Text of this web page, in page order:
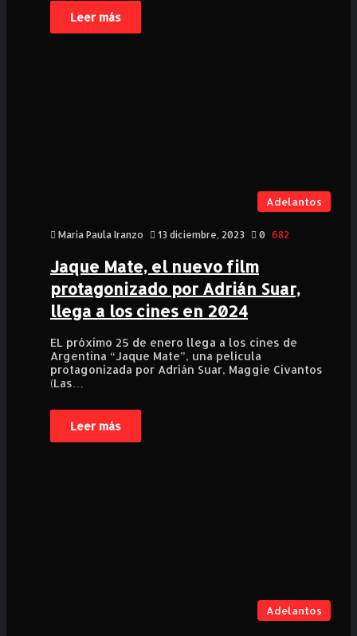
Leer más
Adelantos
Maria Paula Iranzo 13 diciembre, 2023 0 682
Jaque Mate, el nuevo film
protagonizado por Adrián Suar,
llega a los cines en 2024
EL próximo 25 de enero llega a los cines de
Argentina “Jaque Mate”, una película
protagonizada por Adrián Suar, Maggie Civantos
(Las…
Leer más
Adelantos